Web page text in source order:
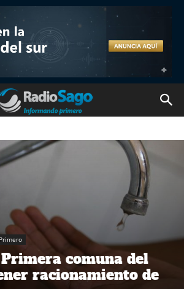
comuna del
racionamiento de